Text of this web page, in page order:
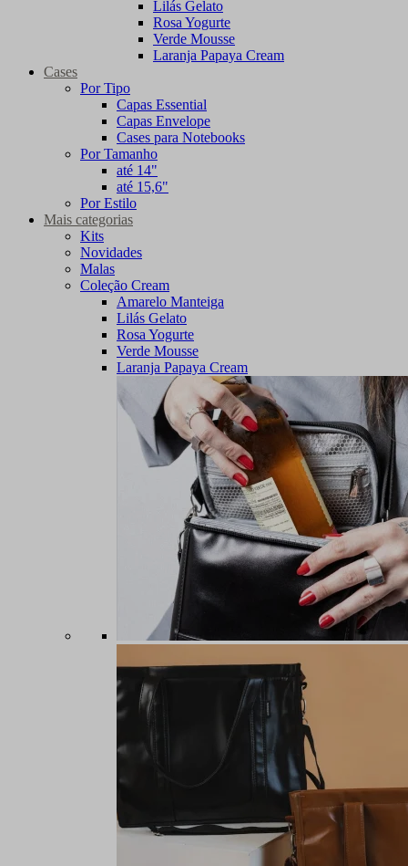
Lilás Gelato
Rosa Yogurte
Verde Mousse
Laranja Papaya Cream
Cases
Por Tipo
Capas Essential
Capas Envelope
Cases para Notebooks
Por Tamanho
até 14"
até 15,6"
Por Estilo
Mais categorias
Kits
Novidades
Malas
Coleção Cream
Amarelo Manteiga
Lilás Gelato
Rosa Yogurte
Verde Mousse
Laranja Papaya Cream